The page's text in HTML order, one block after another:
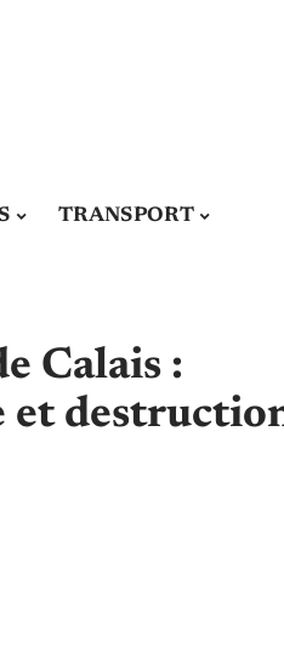
TRANSPORT
Calais :
et